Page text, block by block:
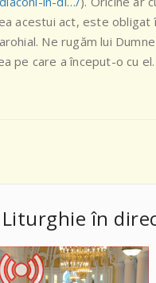
acestui act, este obligat
Ne rugăm lui
pe care a început-o cu el.
Liturghie în